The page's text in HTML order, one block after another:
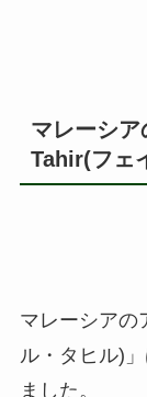
マレーシア
Tahir(フェ
マレーシアの
ル・タヒル)
ました。